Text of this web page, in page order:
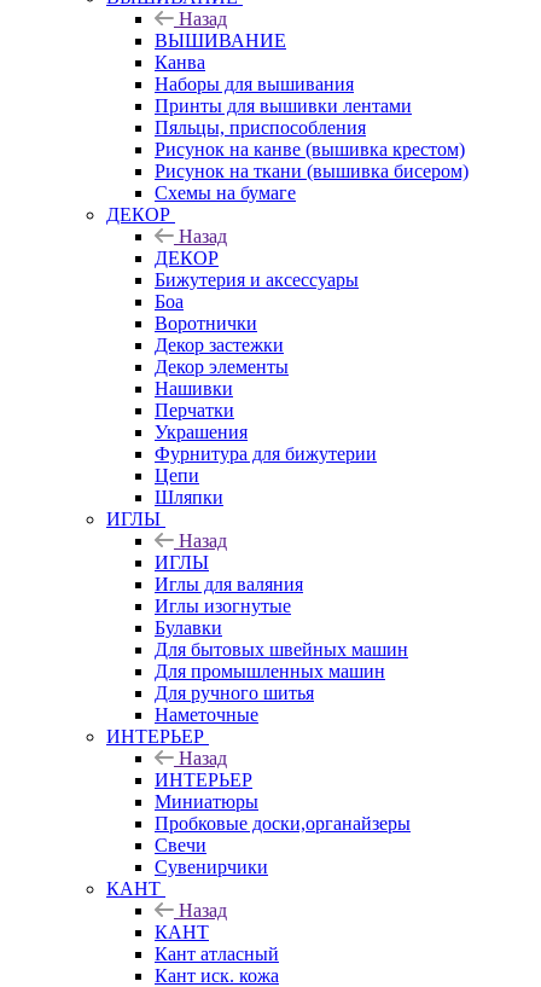
Назад
ВЫШИВАНИЕ
Канва
Наборы для вышивания
Принты для вышивки лентами
Пяльцы, приспособления
Рисунок на канве (вышивка крестом)
Рисунок на ткани (вышивка бисером)
Схемы на бумаге
ДЕКОР
Назад
ДЕКОР
Бижутерия и аксессуары
Боа
Воротнички
Декор застежки
Декор элементы
Нашивки
Перчатки
Украшения
Фурнитура для бижутерии
Цепи
Шляпки
ИГЛЫ
Назад
ИГЛЫ
Иглы для валяния
Иглы изогнутые
Булавки
Для бытовых швейных машин
Для промышленных машин
Для ручного шитья
Наметочные
ИНТЕРЬЕР
Назад
ИНТЕРЬЕР
Миниатюры
Пробковые доски,органайзеры
Свечи
Сувенирчики
КАНТ
Назад
КАНТ
Кант атласный
Кант иск. кожа